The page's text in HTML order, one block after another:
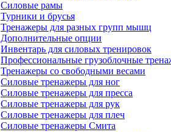
Силовые рамы
Турники и брусья
Тренажеры для разных групп мышц
Дополнительные опции
Инвентарь для силовых тренировок
Профессиональные грузоблочные
Тренажеры со свободными весами
Силовые тренажеры для ног
Силовые тренажеры для пресса
Силовые тренажеры для рук
Силовые тренажеры для плеч
Силовые тренажеры Смита